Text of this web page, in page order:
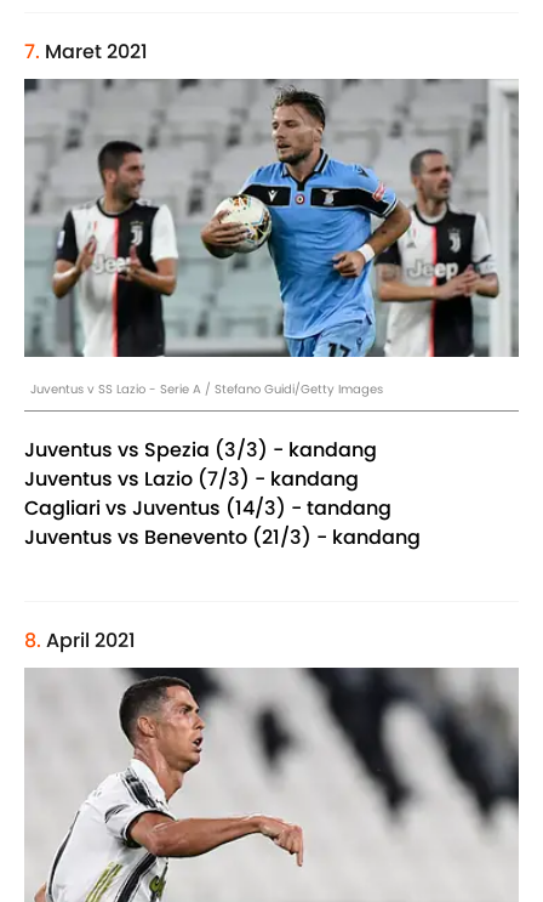
7. Maret 2021
Juventus v SS Lazio - Serie A / Stefano Guidi/Getty Images
Juventus vs Spezia (3/3) - kandang
Juventus vs Lazio (7/3) - kandang
Cagliari vs Juventus (14/3) - tandang
Juventus vs Benevento (21/3) - kandang
8. April 2021